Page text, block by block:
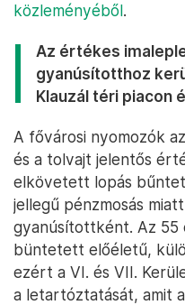
közleményéből.
Az értékes
gyanúsítotthoz
Klauzál téri piacon
A fővárosi nyomozók
és a tolvajt jelentős
elkövetett lopás
jellegű pénzmosás
gyanúsítottként. Az
büntetett előéletű,
ezért a VI. és VII.
a letartóztatását, amit